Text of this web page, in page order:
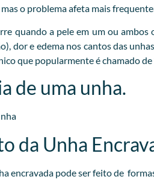
o problema afeta mais
quando a pele em um ou ambos
dor e edema nos cantos das
que popularmente é chamado de
de uma unha.
da Unha
encravada pode ser feito de